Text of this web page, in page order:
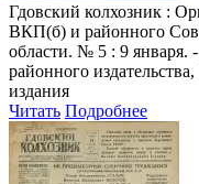
Гдовский колхозник :
ВКП(б) и районного
области. № 5 : 9 января.
районного
издания
Читать Подробнее